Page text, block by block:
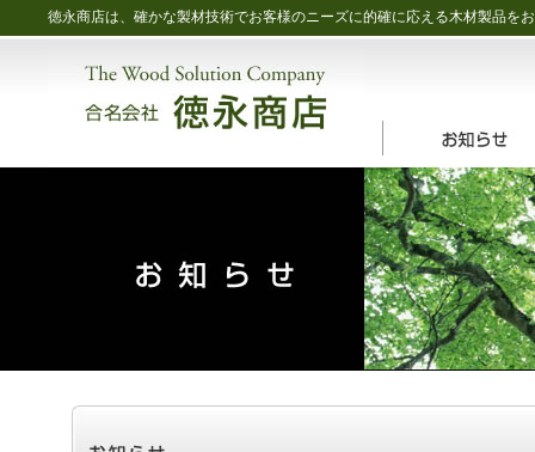
徳永商店は、確かな製材技術でお客様のニーズに的確に応える木材製品を